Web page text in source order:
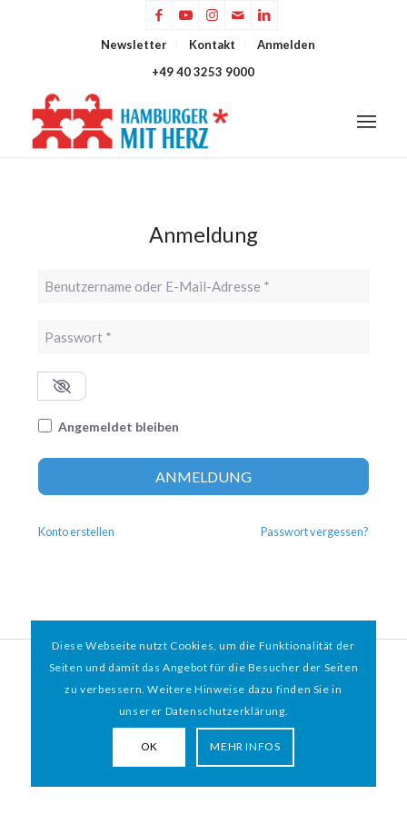
Newsletter Kontakt
Anmelden
+49 40 3253 9000
Anmeldung
Benutzername oder E-Mail-Adresse
Passwort *
Angemeldet bleiben
ANMELDUNG
Konto erstellen Passwort vergessen?
© 2026 HAMBURGER*MIT HERZ e.V. | WEBDESIGN BY WEBIGAMI
Diese Webseite nutzt Cookies, um die Funktionalität der
Seiten und damit das Angebot für die Besucher der Seiten
zu verbessern. Weitere Hinweise dazu finden Sie in
unserer Datenschutzerklärung.
OK MEHR INFOS